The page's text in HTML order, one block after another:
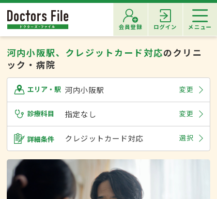
会員登録 ログイン メニュー
河内小阪駅、クレジットカード対応のクリニ
ック・病院
エリア・駅 河内小阪駅 変更
診療科目 指定なし 変更
詳細条件 クレジットカード対応 選択